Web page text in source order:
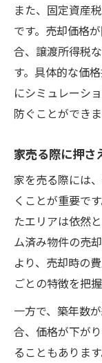
また、固定資産
です。売却価格
合、譲渡所得税
す。具体的な価
にシミュレーシ
防ぐことができま
家売る際に押さ
家を売る際には
くことが重要で
たエリアは依然
ム済み物件の売
より、売却時の
ごとの特徴を把
一方で、築年数
合、価格が下が
ることもありま